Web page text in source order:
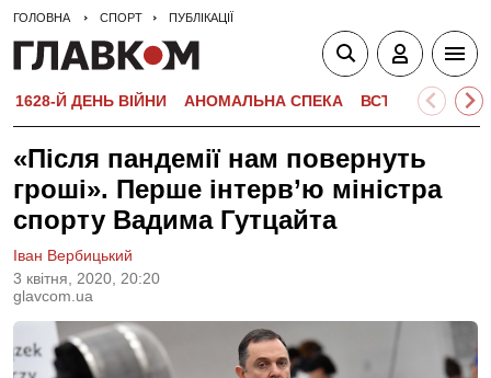
ГОЛОВНА СПОРТ ПУБЛІКАЦІЇ
1628-Й ДЕНЬ ВІЙНИ АНОМАЛЬНА СПЕКА ВСТУПНА
«Після пандемії нам повернуть
гроші». Перше інтерв’ю міністра
спорту Вадима Гутцайта
3 квiтня, 2020, 20:20
glavcom.ua
Іван Вербицький